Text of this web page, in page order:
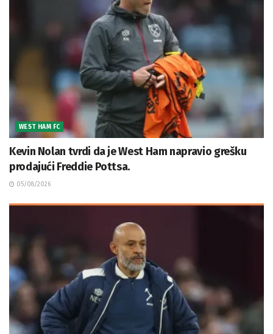
WEST HAM FC
Kevin Nolan tvrdi da je West Ham napravio grešku
prodajući Freddie Pottsa.
05/08/2026